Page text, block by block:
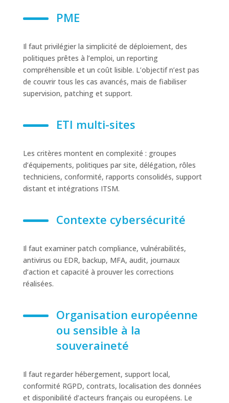
PME
Il faut privilégier la simplicité de déploiement, des
politiques prêtes à l’emploi, un reporting
compréhensible et un coût lisible. L’objectif n’est pas
de couvrir tous les cas avancés, mais de fiabiliser
supervision, patching et support.
ETI multi-sites
Les critères montent en complexité : groupes
d’équipements, politiques par site, délégation, rôles
techniciens, conformité, rapports consolidés, support
distant et intégrations ITSM.
Contexte cybersécurité
Il faut examiner patch compliance, vulnérabilités,
antivirus ou EDR, backup, MFA, audit, journaux
d’action et capacité à prouver les corrections
réalisées.
Organisation européenne
ou sensible à la
souveraineté
Il faut regarder hébergement, support local,
conformité RGPD, contrats, localisation des données
et disponibilité d’acteurs français ou européens. Le